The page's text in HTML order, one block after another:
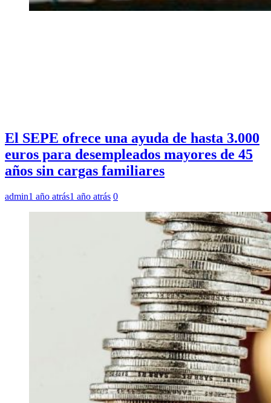
El SEPE ofrece una ayuda de hasta 3.000
euros para desempleados mayores de 45
años sin cargas familiares
admin1 año atrás1 año atrás 0